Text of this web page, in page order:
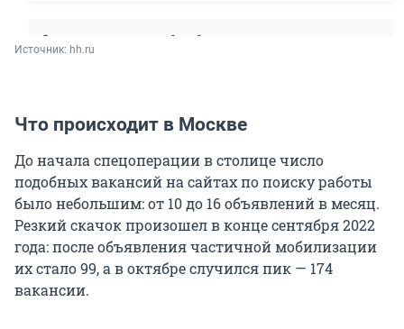
Источник: hh.ru
Что происходит в Москве
До начала спецоперации в столице число
подобных вакансий на сайтах по поиску работы
было небольшим: от 10 до 16 объявлений в месяц.
Резкий скачок произошел в конце сентября 2022
года: после объявления частичной мобилизации
их стало 99, а в октябре случился пик — 174
вакансии.